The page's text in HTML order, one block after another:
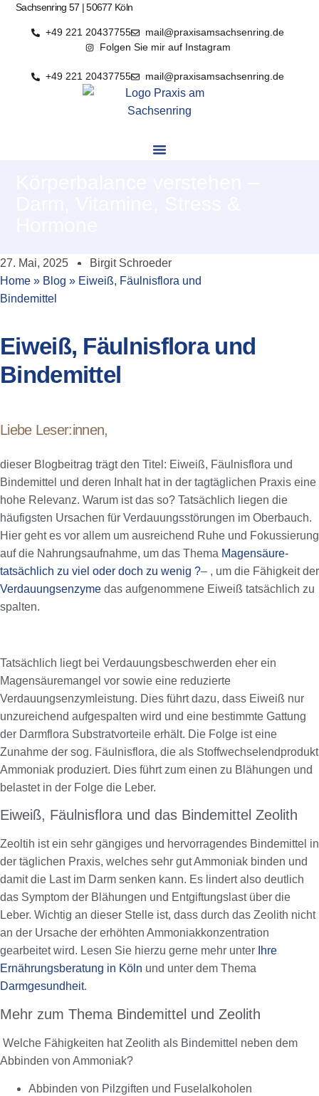
ZumSachsenring 57 | 50677 Köln
+49 221 20437755
mail@praxisamsachsenring.de
Folgen Sie mir auf Instagram
+49 221 20437755 mail@praxisamsachsenring.de
27. Mai, 2025
Birgit Schroeder
Home » Blog » Eiweiß, Fäulnisflora und
Bindemittel
Eiweiß, Fäulnisflora und
Bindemittel
Liebe Leser:innen,
dieser Blogbeitrag trägt den Titel: Eiweiß, Fäulnisflora und
Bindemittel und deren Inhalt hat in der tagtäglichen Praxis eine
hohe Relevanz. Warum ist das so? Tatsächlich liegen die
häufigsten Ursachen für Verdauungsstörungen im Oberbauch.
Hier geht es vor allem um ausreichend Ruhe und Fokussierung
auf die Nahrungsaufnahme, um das Thema Magensäure-
tatsächlich zu viel oder doch zu wenig ?– , um die Fähigkeit der
Verdauungsenzyme das aufgenommene Eiweiß tatsächlich zu
spalten.
Tatsächlich liegt bei Verdauungsbeschwerden eher ein
Magensäuremangel vor sowie eine reduzierte
Verdauungsenzymleistung. Dies führt dazu, dass Eiweiß nur
unzureichend aufgespalten wird und eine bestimmte Gattung
der Darmflora Substratvorteile erhält. Die Folge ist eine
Zunahme der sog. Fäulnisflora, die als Stoffwechselendprodukt
Ammoniak produziert. Dies führt zum einen zu Blähungen und
belastet in der Folge die Leber.
Eiweiß, Fäulnisflora und das Bindemittel Zeolith
Zeoltih ist ein sehr gängiges und hervorragendes Bindemittel in
der täglichen Praxis, welches sehr gut Ammoniak binden und
damit die Last im Darm senken kann. Es lindert also deutlich
das Symptom der Blähungen und Entgiftungslast über die
Leber. Wichtig an dieser Stelle ist, dass durch das Zeolith nicht
an der Ursache der erhöhten Ammoniakkonzentration
gearbeitet wird. Lesen Sie hierzu gerne mehr unter Ihre
Ernährungsberatung in Köln und unter dem Thema
Darmgesundheit.
Mehr zum Thema Bindemittel und Zeolith
Welche Fähigkeiten hat Zeolith als Bindemittel neben dem
Abbinden von Ammoniak?
Abbinden von Pilzgiften und Fuselalkoholen